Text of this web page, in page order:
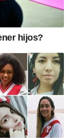
hijos?